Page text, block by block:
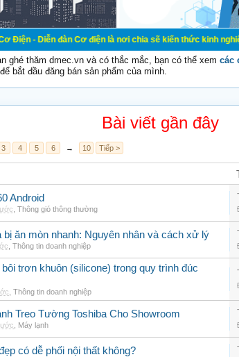
đàn Cơ điện là nơi chia sẽ kiến thức kinh nghiệm
ghé thăm dmec.vn và có thắc mắc, bạn có thể xem các
để bắt đầu đăng bán sản phẩm của mình.
Bài viết gần đây
3 4 5 6 → 10 Tiếp >
Android
Thông gió thông thường
bị ăn mòn nhanh: Nguyên nhân và cách xử lý
Thông tin doanh nghiệp
trơn khuôn (silicone) trong quy trình đúc
Thông tin doanh nghiệp
Treo Tường Toshiba Cho Showroom
Máy lạnh
có dễ phối nội thất không?